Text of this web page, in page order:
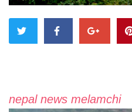
nepal news melamchi